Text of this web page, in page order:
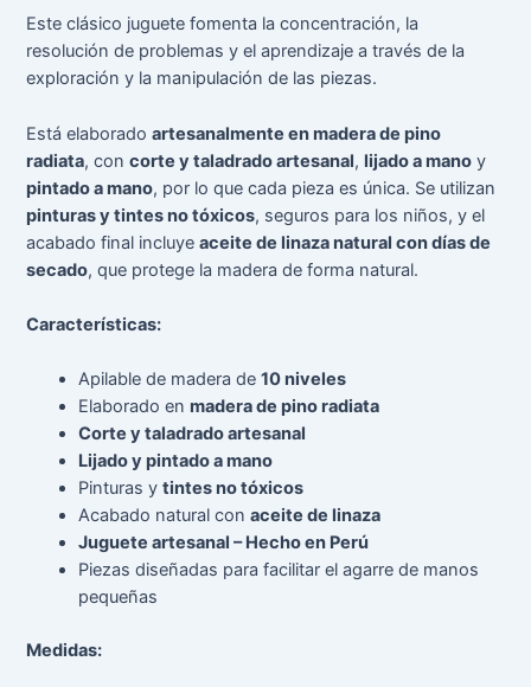
Este clásico juguete fomenta la concentración, la
resolución de problemas y el aprendizaje a través de la
exploración y la manipulación de las piezas.
Está elaboradoartesanalmente en madera de pino
radiata, concorte y taladrado artesanal,lijado a mano y
pintado a mano, por lo que cada pieza es única. Se utilizan
pinturas y tintes no tóxicos, seguros para los niños, y el
acabado final incluyeaceite de linaza natural con días de
secado, que protege la madera de forma natural.
Características:
Apilable de madera de10 niveles
Elaborado enmadera de pino radiata
Corte y taladrado artesanal
Lijado y pintado a mano
Pinturas ytintes no tóxicos
Acabado natural conaceite de linaza
Juguete artesanal – Hecho en Perú
Piezas diseñadas para facilitar el agarre de manos
pequeñas
Medidas: